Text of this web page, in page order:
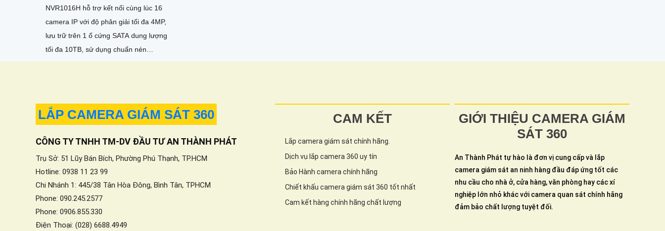
NVR1016H hỗ trợ kết nối cùng lúc 16
camera IP với độ phân giải tối đa 4MP,
lưu trữ trên 1 ổ cứng SATA dung lượng
tối đa 10TB, sử dụng chuẩn nén
H.265+/H.265/H.264+/H
LẮP CAMERA GIÁM SÁT 360
CÔNG TY TNHH TM-DV ĐẦU TƯ AN THÀNH PHÁT
Trụ Sở: 51 Lũy Bán Bích, Phường Phú Thạnh, TP.HCM
Hotline: 0938 11 23 99
Chi Nhánh 1: 445/38 Tân Hòa Đông, Bình Tân, TPHCM
Phone: 090.245.2577
Phone: 0906.855.330
Điện Thoại: (028) 6688.4949
CAM KẾT
Lắp camera giám sát chính hãng.
Dịch vụ lắp camera 360 uy tín
Bảo Hành camera chính hãng
Chiết khấu camera giám sát 360 tốt nhất
Cam kết hàng chính hãng chất lượng
GIỚI THIỆU CAMERA GIÁM
SÁT 360
An Thành Phát tự hào là đơn vị cung cấp và lắp
camera giám sát an ninh hàng đầu đáp ứng tốt các
nhu cầu cho nhà ở, cửa hàng, văn phòng hay các xí
nghiệp lớn nhỏ khác với camera quan sát chính hãng
đảm bảo chất lượng tuyệt đối.